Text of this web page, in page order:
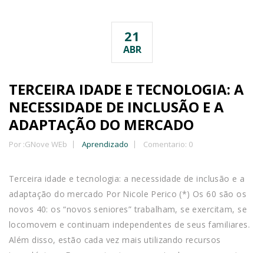
21
ABR
TERCEIRA IDADE E TECNOLOGIA: A
NECESSIDADE DE INCLUSÃO E A
ADAPTAÇÃO DO MERCADO
Por :GNove WEb Aprendizado Comentario: 0
Terceira idade e tecnologia: a necessidade de inclusão e a
adaptação do mercado Por Nicole Perico (*) Os 60 são os
novos 40: os “novos seniores” trabalham, se exercitam, se
locomovem e continuam independentes de seus familiares.
Além disso, estão cada vez mais utilizando recursos